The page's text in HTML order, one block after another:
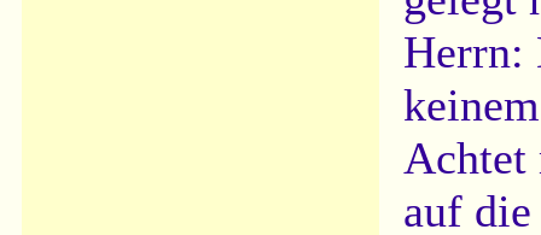
Herrn:
Achtet
auf die